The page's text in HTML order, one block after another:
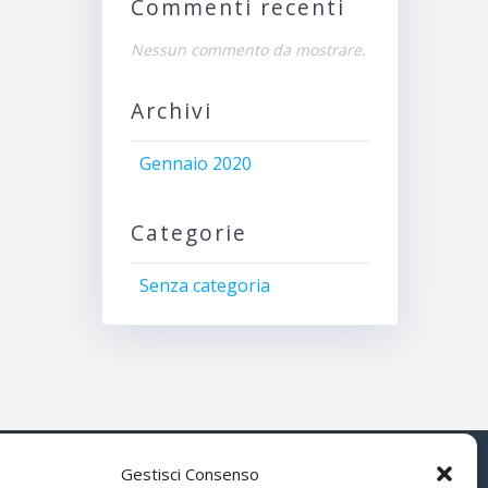
Gestisci Consenso
Commenti recenti
Nessun commento da mostrare.
Archivi
Gennaio 2020
Categorie
Senza categoria